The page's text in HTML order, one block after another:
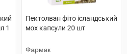
1
Пектолван фіто ісландський
мох капсули 20 шт
Фармак